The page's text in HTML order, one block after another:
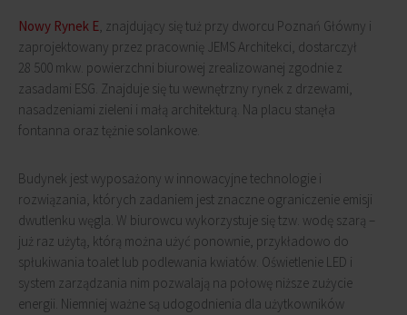
Nowy Rynek E, znajdujący się tuż przy dworcu Poznań Główny i
zaprojektowany przez pracownię JEMS Architekci, dostarczył
28 500 mkw. powierzchni biurowej zrealizowanej zgodnie z
zasadami ESG. Znajduje się tu wewnętrzny rynek z drzewami,
nasadzeniami zieleni i małą architekturą. Na placu stanęła
fontanna oraz tężnie solankowe.
Budynek jest wyposażony w innowacyjne technologie i
rozwiązania, których zadaniem jest znaczne ograniczenie emisji
dwutlenku węgla. W biurowcu wykorzystuje się tzw. wodę szarą –
już raz użytą, którą można użyć ponownie, przykładowo do
spłukiwania toalet lub podlewania kwiatów. Oświetlenie LED i
system zarządzania nim pozwalają na połowę niższe zużycie
energii. Niemniej ważne są udogodnienia dla użytkowników